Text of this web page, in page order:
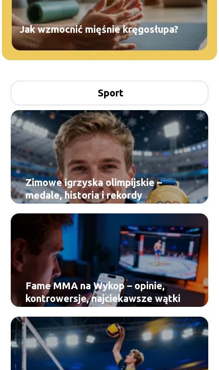
Jak wzmocnić mięśnie kręgosłupa?
Sport
Zimowe igrzyska olimpijskie –
medale, historia i rekordy
Fame MMA na Wykop – opinie,
kontrowersje, najciekawsze wątki